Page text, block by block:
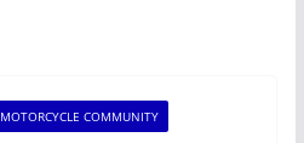
MOTORCYCLE COMMUNITY